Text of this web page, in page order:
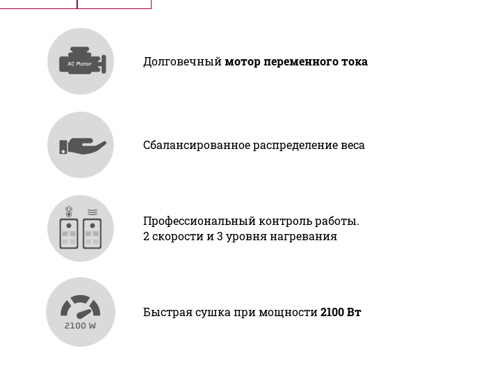
Долговечныймотор переменного тока
Сбалансированное распределение веса
Профессиональный контроль работы.
2 скорости и 3 уровня нагревания
Быстрая сушка при мощности2100 Вт